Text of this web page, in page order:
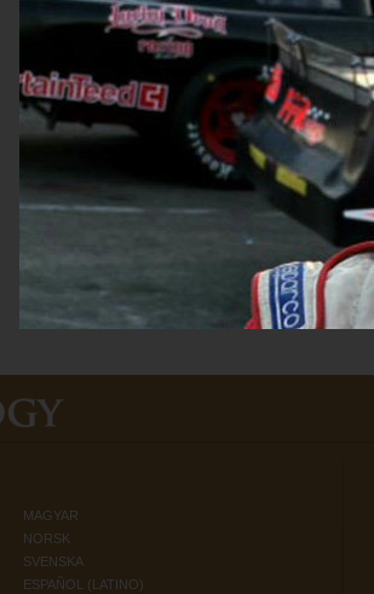
MAGYAR
NORSK
SVENSKA
ESPAÑOL (LATINO)